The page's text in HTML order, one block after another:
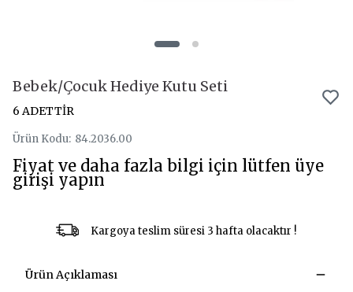
Bebek/Çocuk Hediye Kutu Seti
6 ADETTİR
Ürün Kodu: 84.2036.00
Fiyat ve daha fazla bilgi için lütfen üye
girişi yapın
Kargoya teslim süresi 3 hafta olacaktır !
Ürün Açıklaması